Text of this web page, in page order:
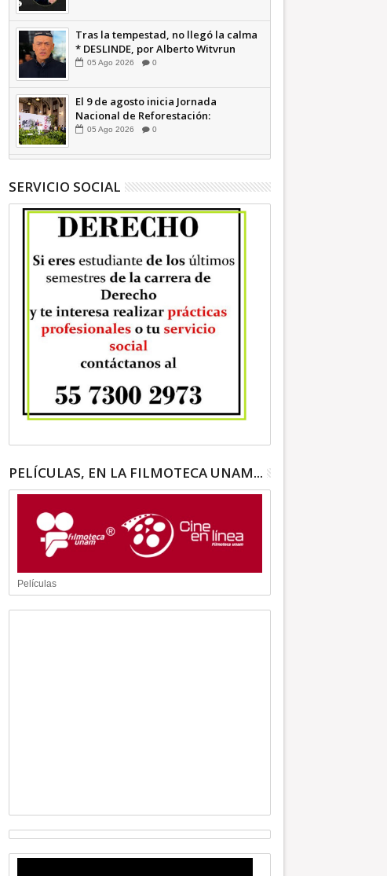
Tras la tempestad, no llegó la calma
* DESLINDE, por Alberto Witvrun
OPINIÓN
05 Ago 2026 0
El 9 de agosto inicia Jornada
Nacional de Reforestación:
presidenta Sheinbaum +Video
05 Ago 2026 0
SERVICIO SOCIAL
PELÍCULAS, EN LA FILMOTECA UNAM...
Películas